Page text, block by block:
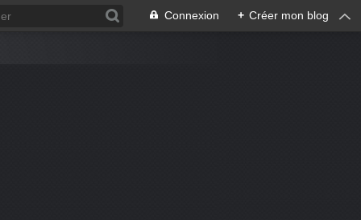
Connexion + Créer mon blog